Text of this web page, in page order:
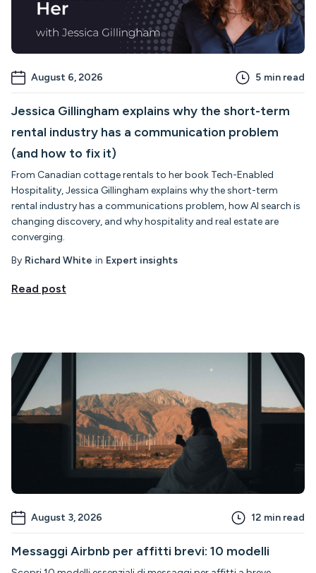
August 6, 2026 5 min read
Jessica Gillingham explains why the short-term
rental industry has a communication problem
(and how to fix it)
From Canadian cottage rentals to her book Tech-Enabled
Hospitality, Jessica Gillingham explains why the short-term
rental industry has a communications problem, how AI search is
changing discovery, and why hospitality and real estate are
converging.
By Richard White in Expert insights
Read post
August 3, 2026 12 min read
Messaggi Airbnb per affitti brevi: 10 modelli